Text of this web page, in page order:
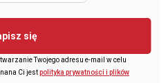
się
Twojego adresu e-mail w celu
Ci jestpolityka prywatności i plików